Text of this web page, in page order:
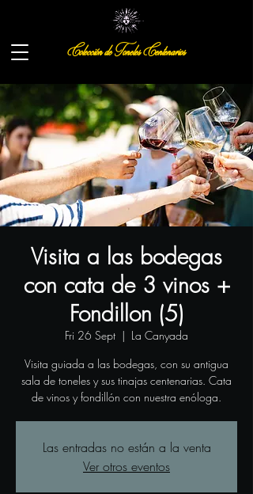
Colección de Toneles Centenarios
Visita a las bodegas
con cata de 3 vinos +
Fondillon (5)
Fri 26 Sept
  |
La Canyada
Visita guiada a las bodegas, con su antigua
sala de toneles y sus tinajas centenarias. Cata
de vinos y fondillón con nuestra enóloga.
Las entradas no están a la venta
Ver otros eventos